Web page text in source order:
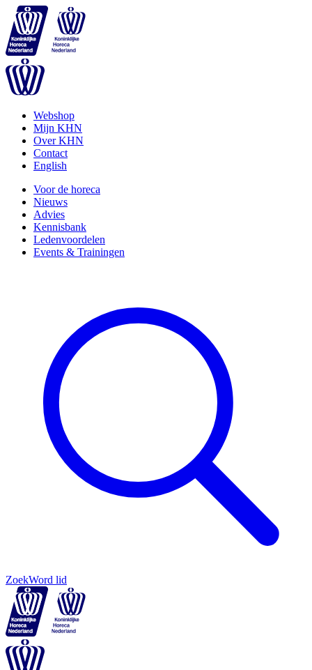
Webshop
Mijn KHN
Over KHN
Contact
English
Voor de horeca
Nieuws
Advies
Kennisbank
Ledenvoordelen
Events & Trainingen
ZoekWord lid